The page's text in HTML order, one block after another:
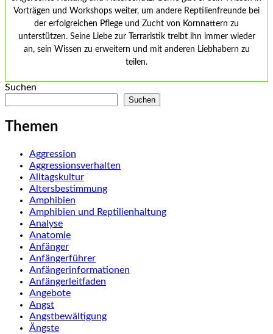
Vorträgen und Workshops weiter, um andere Reptilienfreunde bei
der erfolgreichen Pflege und Zucht von Kornnattern zu
unterstützen. Seine Liebe zur Terraristik treibt ihn immer wieder
an, sein Wissen zu erweitern und mit anderen Liebhabern zu
teilen.
Suchen
Suchen
Themen
Aggression
Aggressionsverhalten
Alltagskultur
Altersbestimmung
Amphibien
Amphibien und Reptilienhaltung
Analyse
Anatomie
Anfänger
Anfängerführer
Anfängerinformationen
Anfängerleitfaden
Angebote
Angst
Angstbewältigung
Ängste